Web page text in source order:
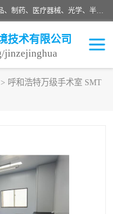
从事各种实验室、手术室、医院、食品、化妆品、制药、医疗器械、光学、半导体、精密电子等无尘车间行业的洁净车间装修设计、净化设备、恒温恒湿空调的设计制作与安装、净化系统工程项目施工及其技术支持服务。
技术有限公司
jinzejinghua
> 呼和浩特万级手术室 SMT
车间净化
命工程